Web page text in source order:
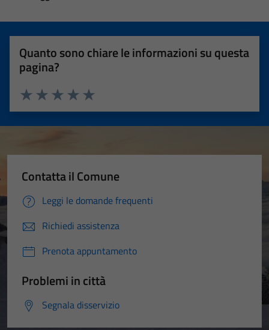
Quanto sono chiare le informazioni su questa
pagina?
Valuta 5 stelle su 5
Valuta 4 stelle su 5
Valuta 3 stelle su 5
Valuta 2 stelle su 5
Valuta 1 stelle su 5
Contatta il Comune
Leggi le domande frequenti
Richiedi assistenza
Prenota appuntamento
Problemi in città
Segnala disservizio